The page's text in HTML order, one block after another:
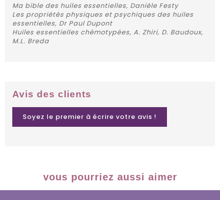
Ma bible des huiles essentielles, Danièle Festy
Les propriétés physiques et psychiques des huiles
essentielles, Dr Paul Dupont
Huiles essentielles chémotypées, A. Zhiri, D. Baudoux,
M.L. Breda
Avis des clients
Soyez le premier à écrire votre avis !
vous pourriez aussi aimer